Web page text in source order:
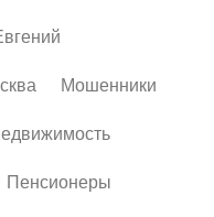
Мошенники
Пенсионеры